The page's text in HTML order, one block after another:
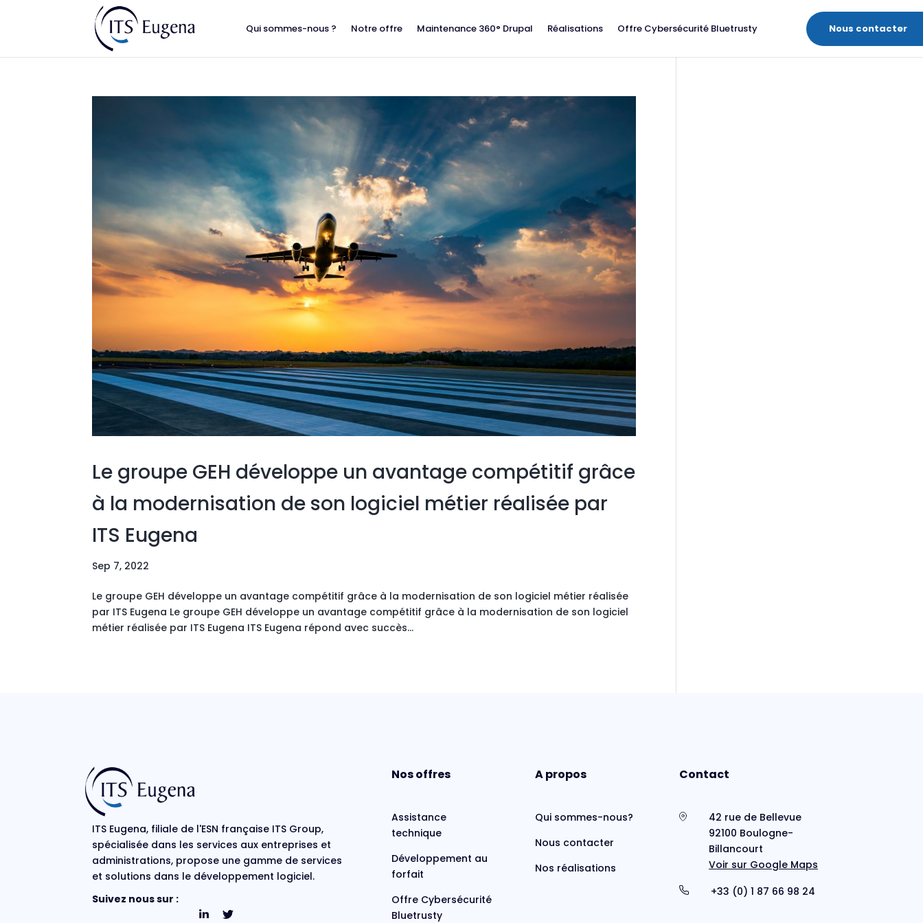
Qui sommes-nous ? Notre offre Maintenance 360° Drupal Réalisations Offre Cybersécurité Bluetrusty Nous contacter
Le groupe GEH développe un avantage compétitif grâce
à la modernisation de son logiciel métier réalisée par
ITS Eugena
Sep 7, 2022
Le groupe GEH développe un avantage compétitif grâce à la modernisation de son logiciel métier réalisée
par ITS Eugena Le groupe GEH développe un avantage compétitif grâce à la modernisation de son logiciel
métier réalisée par ITS Eugena ITS Eugena répond avec succès...
ITS Eugena, filiale de l'ESN française ITS Group,
spécialisée dans les services aux entreprises et
administrations, propose une gamme de services
et solutions dans le développement logiciel.
Suivez nous sur :
Nos offres
Assistance
technique
Développement au
forfait
Offre Cybersécurité
Bluetrusty
A propos
Qui sommes-nous?
Nous contacter
Nos réalisations
Contact
42 rue de Bellevue
92100 Boulogne-
Billancourt
Voir sur Google Maps
+33 (0) 1 87 66 98 24